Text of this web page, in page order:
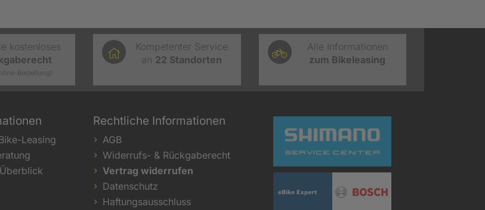
kostenloses
Bestellung)
Kompetenter Service
an 22 Standorten
Alle Informationen
zum Bikeleasing
Leasing
Rechtliche Informationen
AGB
Widerrufs- & Rückgaberecht
Vertrag widerrufen
Datenschutz
Haftungsausschluss